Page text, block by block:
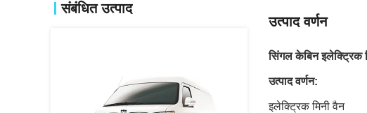
संबंधित उत्पाद
उत्पाद वर्णन
सिंगल केबिन इलेक्ट्रिक
उत्पाद वर्णन:
इलेक्ट्रिक मिनी वैन